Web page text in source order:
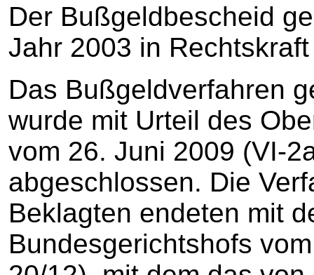
Der Bußgeldbescheid
Jahr 2003 in
Das Bußgeldverfahren
wurde mit Urteil des
vom 26. Juni 2009 (VI-
abgeschlossen. Die
Beklagten endeten mit
Bundesgerichtshofs